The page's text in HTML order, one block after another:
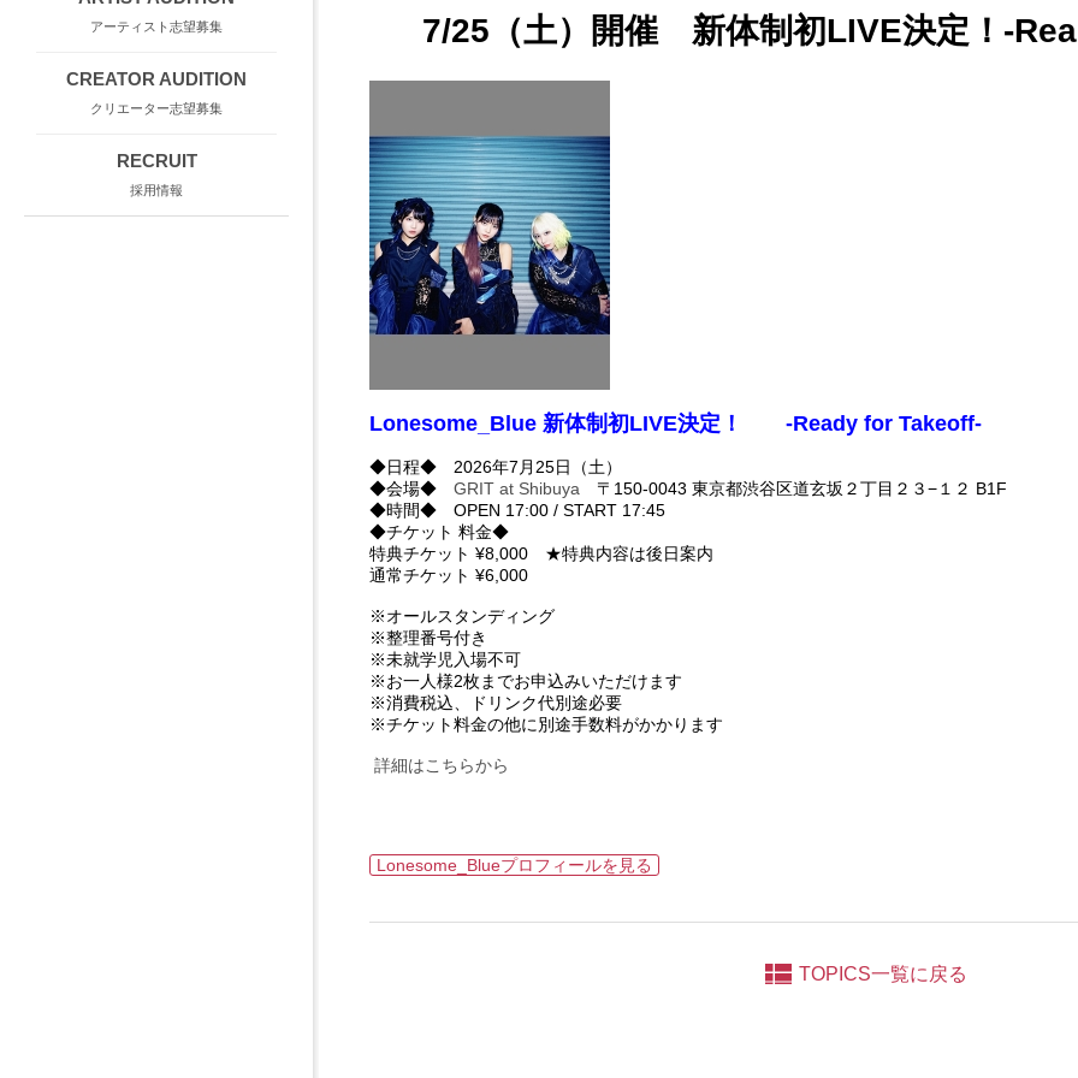
アーティスト志望募集
CREATOR AUDITION
クリエーター志望募集
RECRUIT
採用情報
7/25（土）開催 新体制初LIVE決定！-
Lonesome_Blue 新体制初LIVE決定！ -Ready for Takeoff-
◆日程◆ 2026年7月25日（土）
◆会場◆GRIT at Shibuya
〒150-0043 東京都渋谷区道玄坂２丁目２３−１２ B1F
◆時間◆ OPEN 17:00 / START 17:45
◆チケット 料金◆
特典チケット ¥8,000 ★特典内容は後日案内
通常チケット ¥6,000
※オールスタンディング
※整理番号付き
※未就学児入場不可
※お一人様2枚までお申込みいただけます
※消費税込、ドリンク代別途必要
※チケット料金の他に別途手数料がかかります
詳細はこちらから
Lonesome_Blueプロフィールを見る
TOPICS一覧に戻る